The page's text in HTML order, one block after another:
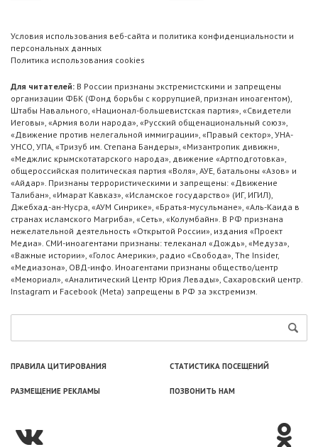
Условия использования веб-сайта и политика конфиденциальности и
персональных данных
Политика использования cookies
Для читателей: В России признаны экстремистскими и запрещены
организации ФБК (Фонд борьбы с коррупцией, признан иноагентом),
Штабы Навального, «Национал-большевистская партия», «Свидетели
Иеговы», «Армия воли народа», «Русский общенациональный союз»,
«Движение против нелегальной иммиграции», «Правый сектор», УНА-
УНСО, УПА, «Тризуб им. Степана Бандеры», «Мизантропик дивижн»,
«Меджлис крымскотатарского народа», движение «Артподготовка»,
общероссийская политическая партия «Воля», АУЕ, батальоны «Азов» и
«Айдар». Признаны террористическими и запрещены: «Движение
Талибан», «Имарат Кавказ», «Исламское государство» (ИГ, ИГИЛ),
Джебхад-ан-Нусра, «АУМ Синрике», «Братья-мусульмане», «Аль-Каида в
странах исламского Магриба», «Сеть», «Колумбайн». В РФ признана
нежелательной деятельность «Открытой России», издания «Проект
Медиа». СМИ-иноагентами признаны: телеканал «Дождь», «Медуза»,
«Важные истории», «Голос Америки», радио «Свобода», The Insider,
«Медиазона», ОВД-инфо. Иноагентами признаны общество/центр
«Мемориал», «Аналитический Центр Юрия Левады», Сахаровский центр.
Instagram и Facebook (Metа) запрещены в РФ за экстремизм.
ПРАВИЛА ЦИТИРОВАНИЯ СТАТИСТИКА ПОСЕЩЕНИЙ
РАЗМЕЩЕНИЕ РЕКЛАМЫ ПОЗВОНИТЬ НАМ